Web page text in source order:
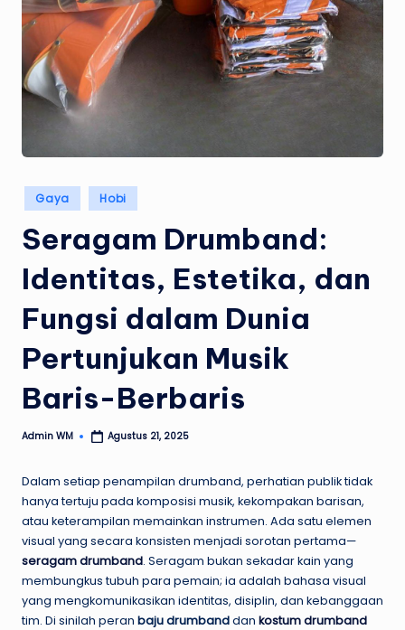
Posted
in
Gaya Hobi
Seragam Drumband:
Identitas, Estetika, dan
Fungsi dalam Dunia
Pertunjukan Musik
Baris-Berbaris
Posted
Admin WM Agustus 21, 2025
Dalam setiap penampilan drumband, perhatian publik tidak
hanya tertuju pada komposisi musik, kekompakan barisan,
atau keterampilan memainkan instrumen. Ada satu elemen
visual yang secara konsisten menjadi sorotan pertama—
seragam drumband. Seragam bukan sekadar kain yang
membungkus tubuh para pemain; ia adalah bahasa visual
yang mengkomunikasikan identitas, disiplin, dan kebanggaan
tim. Di sinilah peran baju drumbanddan kostum drumband